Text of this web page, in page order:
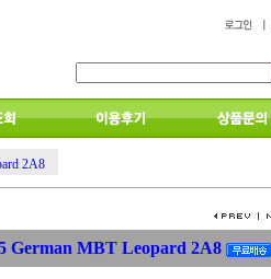
2A8
German MBT Leopard 2A8